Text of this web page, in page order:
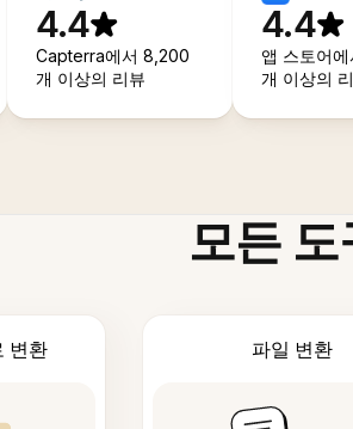
4.4
Capterra에서 8,200
개 이상의 리뷰
4.4
앱 스토어
개 이상의
모든
변환 파일 변환